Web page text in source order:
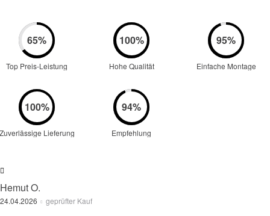
Top Preis-Leistung Hohe Qualität Einfache Montage
Lieferung Empfehlung
Hemut O.
24.04.2026 geprüfter Kauf